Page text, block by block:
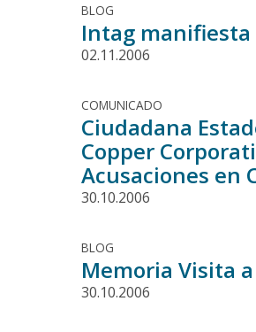
BLOG
Intag
02.11.2006
COMUNICADO
Ciudadana
Copper
Acusaciones en
30.10.2006
BLOG
Memoria Visita
30.10.2006